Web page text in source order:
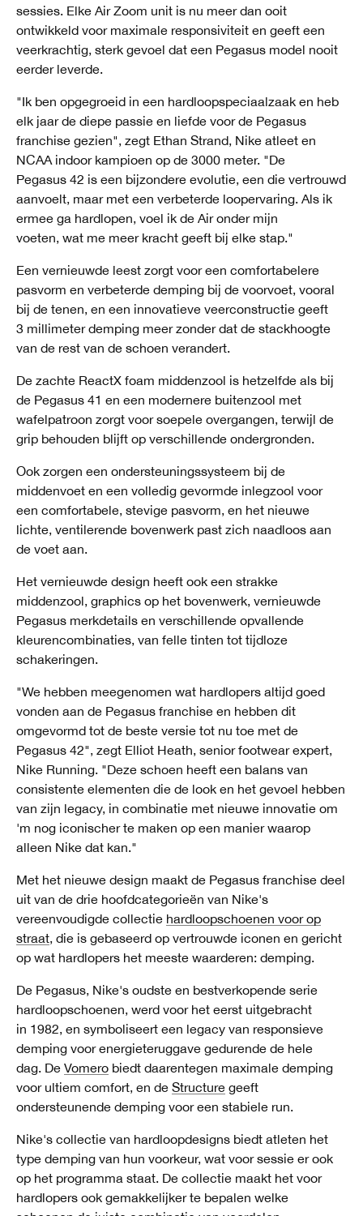
sessies. Elke Air Zoom unit is nu meer dan ooit
ontwikkeld voor maximale responsiviteit en geeft een
veerkrachtig, sterk gevoel dat een Pegasus model nooit
eerder leverde.
"Ik ben opgegroeid in een hardloopspeciaalzaak en heb
elk jaar de diepe passie en liefde voor de Pegasus
franchise gezien", zegt Ethan Strand, Nike atleet en
NCAA indoor kampioen op de 3000 meter. "De
Pegasus 42 is een bijzondere evolutie, een die vertrouwd
aanvoelt, maar met een verbeterde loopervaring. Als ik
ermee ga hardlopen, voel ik de Air onder mijn
voeten, wat me meer kracht geeft bij elke stap."
Een vernieuwde leest zorgt voor een comfortabelere
pasvorm en verbeterde demping bij de voorvoet, vooral
bij de tenen, en een innovatieve veerconstructie geeft
3 millimeter demping meer zonder dat de stackhoogte
van de rest van de schoen verandert.
De zachte ReactX foam middenzool is hetzelfde als bij
de Pegasus 41 en een modernere buitenzool met
wafelpatroon zorgt voor soepele overgangen, terwijl de
grip behouden blijft op verschillende ondergronden.
Ook zorgen een ondersteuningssysteem bij de
middenvoet en een volledig gevormde inlegzool voor
een comfortabele, stevige pasvorm, en het nieuwe
lichte, ventilerende bovenwerk past zich naadloos aan
de voet aan.
Het vernieuwde design heeft ook een strakke
middenzool, graphics op het bovenwerk, vernieuwde
Pegasus merkdetails en verschillende opvallende
kleurencombinaties, van felle tinten tot tijdloze
schakeringen.
"We hebben meegenomen wat hardlopers altijd goed
vonden aan de Pegasus franchise en hebben dit
omgevormd tot de beste versie tot nu toe met de
Pegasus 42", zegt Elliot Heath, senior footwear expert,
Nike Running. "Deze schoen heeft een balans van
consistente elementen die de look en het gevoel hebben
van zijn legacy, in combinatie met nieuwe innovatie om
'm nog iconischer te maken op een manier waarop
alleen Nike dat kan."
Met het nieuwe design maakt de Pegasus franchise deel
uit van de drie hoofdcategorieën van Nike's
vereenvoudigde collectie hardloopschoenen voor op
straat, die is gebaseerd op vertrouwde iconen en gericht
op wat hardlopers het meeste waarderen: demping.
De Pegasus, Nike's oudste en bestverkopende serie
hardloopschoenen, werd voor het eerst uitgebracht
in 1982, en symboliseert een legacy van responsieve
demping voor energieteruggave gedurende de hele
dag. De Vomero biedt daarentegen maximale demping
voor ultiem comfort, en de Structure geeft
ondersteunende demping voor een stabiele run.
Nike's collectie van hardloopdesigns biedt atleten het
type demping van hun voorkeur, wat voor sessie er ook
op het programma staat. De collectie maakt het voor
hardlopers ook gemakkelijker te bepalen welke